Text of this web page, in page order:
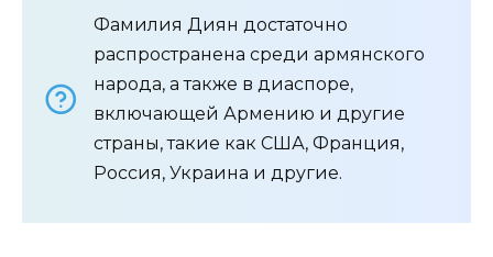
Фамилия Диян достаточно
распространена среди армянского
народа, а также в диаспоре,
включающей Армению и другие
страны, такие как США, Франция,
Россия, Украина и другие.